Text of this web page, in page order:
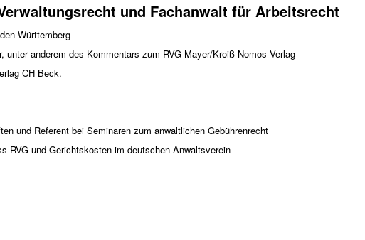
und Fachanwalt für Arbeitsrecht
Württemberg
unter anderem des Kommentars zum RVG Mayer/Kroiß Nomos Verlag
CH Beck.
und Referent bei Seminaren zum anwaltlichen Gebührenrecht
RVG und Gerichtskosten im deutschen Anwaltsverein